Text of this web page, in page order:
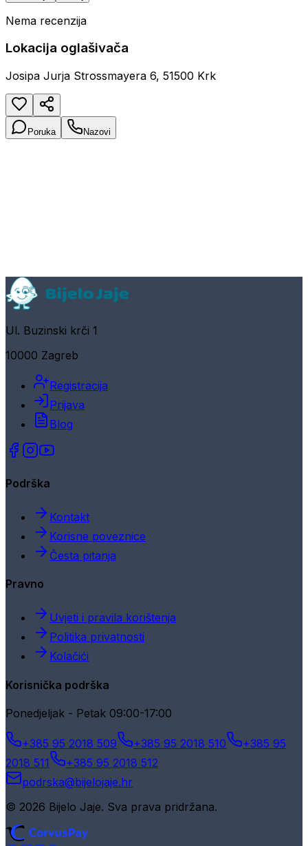
Nema recenzija
Lokacija oglašivača
Josipa Jurja Strossmayera 6, 51500 Krk
Poruka Nazovi
Ul. Buzinski krči 1
10000 Zagreb
Registracija
Prijava
Blog
Podrška
Kontakt
Korisne poveznice
Česta pitanja
Pravno
Uvjeti i pravila korištenja
Politika privatnosti
Kolačići
Korisnička podrška
Ponedjeljak - Petak 09:00-17:00
+385 95 2018 509 +385 95 2018 510
+385 95
2018 511
+385 95 2018 512
podrska@bijelojaje.hr
© 2026 Bijelo Jaje. Sva prava pridržana.